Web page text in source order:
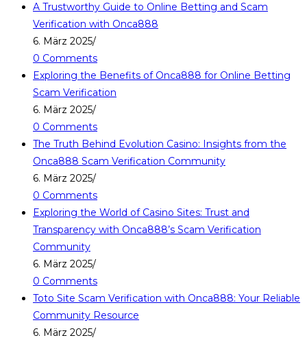
A Trustworthy Guide to Online Betting and Scam
Verification with Onca888
6. März 2025/
0 Comments
Exploring the Benefits of Onca888 for Online Betting
Scam Verification
6. März 2025/
0 Comments
The Truth Behind Evolution Casino: Insights from the
Onca888 Scam Verification Community
6. März 2025/
0 Comments
Exploring the World of Casino Sites: Trust and
Transparency with Onca888’s Scam Verification
Community
6. März 2025/
0 Comments
Toto Site Scam Verification with Onca888: Your Reliable
Community Resource
6. März 2025/